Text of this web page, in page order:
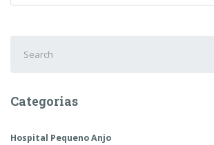
for:
Categorias
Hospital Pequeno Anjo